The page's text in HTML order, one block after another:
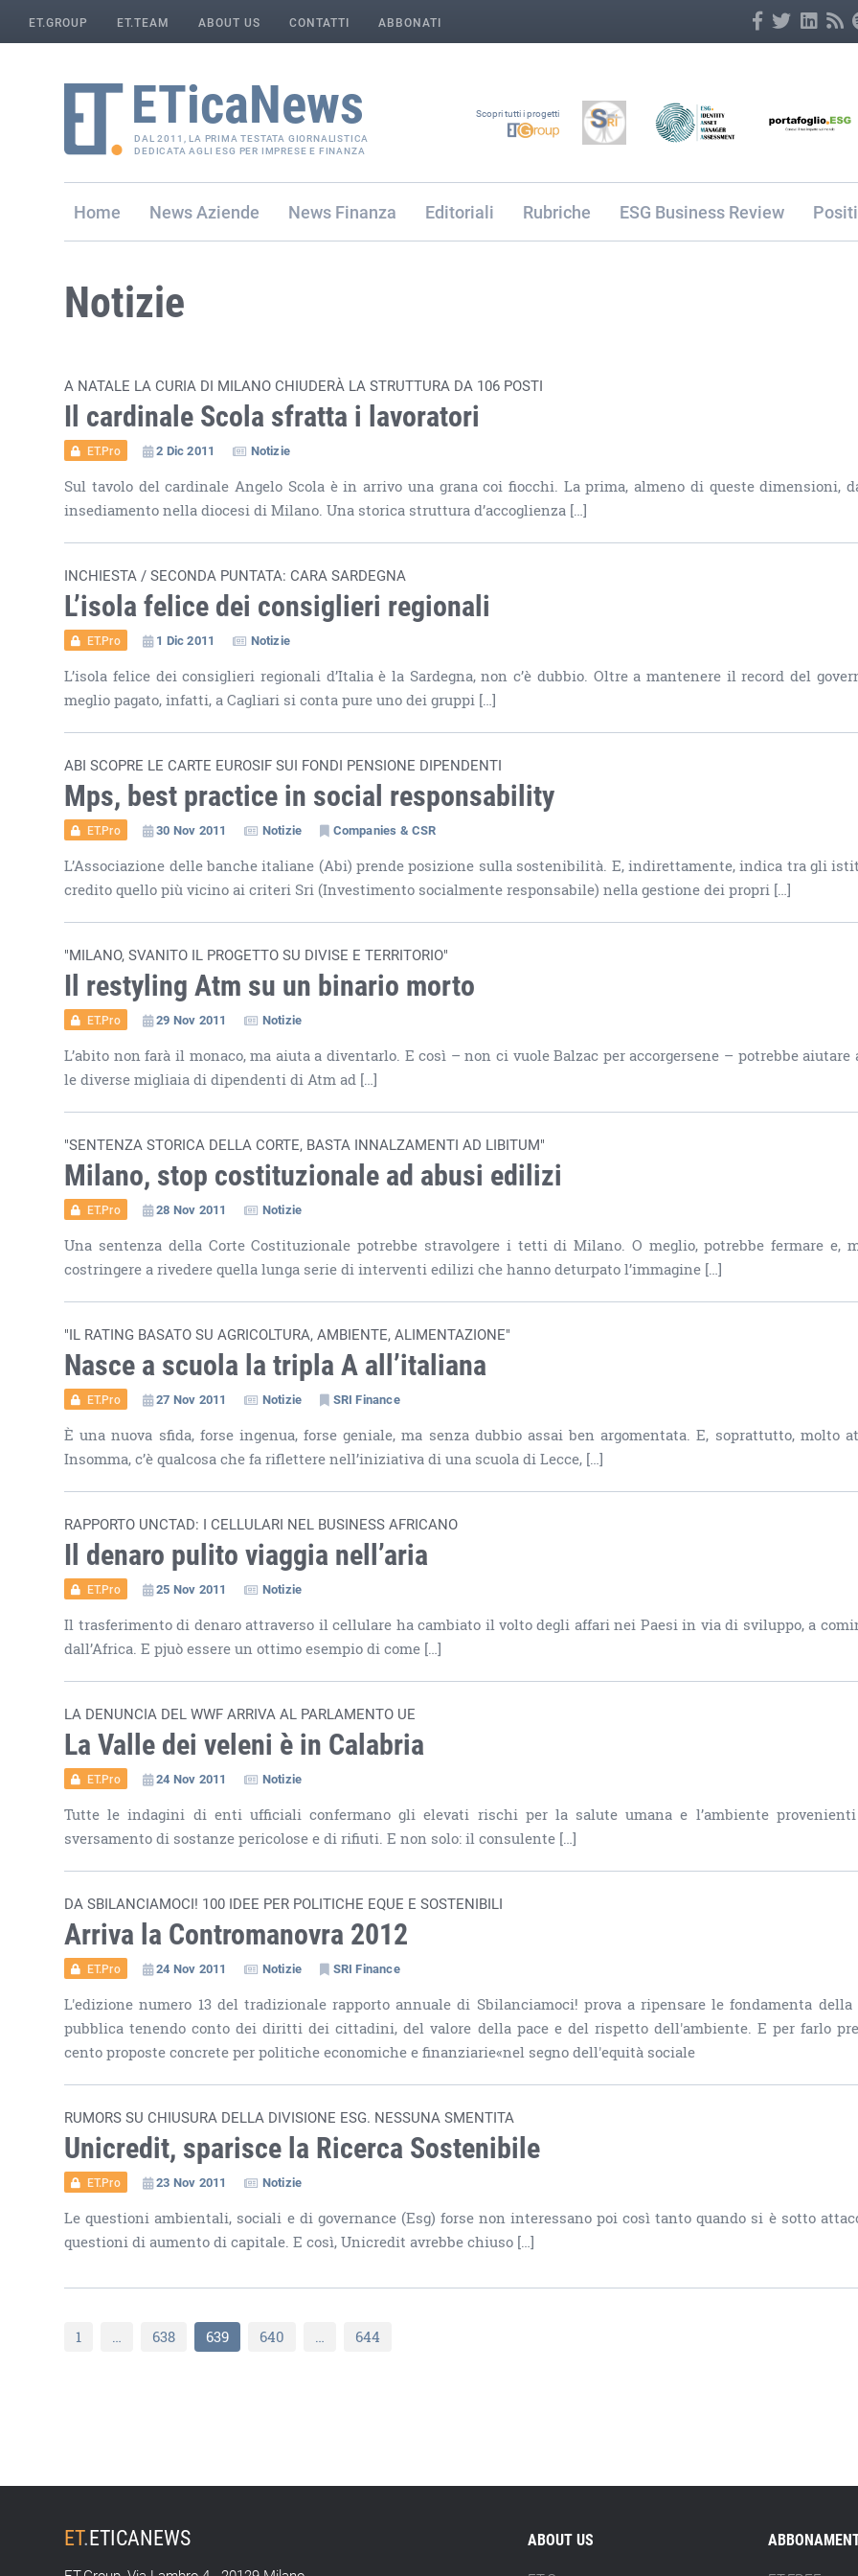
ET.GROUP ET.TEAM ABOUT US CONTATTI ABBONATI
DAL 2011, LA PRIMA TESTATA GIORNALISTICA
DEDICATA AGLI ESG PER IMPRESE E FINANZA
Scopri tutti i progetti
Home Aziende Finanza Editoriali Rubriche ESG Business Review
Notizie
A NATALE LA CURIA DI MILANO CHIUDERÀ LA STRUTTURA DA 106 POSTI
Il cardinale Scola sfratta i lavoratori
ET.Pro 2 Dic 2011 Notizie
Sul tavolo del cardinale Angelo Scola è in arrivo una grana coi fiocchi. La prima, almeno di queste dimensioni,
insediamento nella diocesi di Milano. Una storica struttura d’accoglienza […]
INCHIESTA / SECONDA PUNTATA: CARA SARDEGNA
L’isola felice dei consiglieri regionali
ET.Pro 1 Dic 2011 Notizie
L’isola felice dei consiglieri regionali d’Italia è la Sardegna, non c’è dubbio. Oltre a mantenere il record del
meglio pagato, infatti, a Cagliari si conta pure uno dei gruppi […]
ABI SCOPRE LE CARTE EUROSIF SUI FONDI PENSIONE DIPENDENTI
Mps, best practice in social responsability
ET.Pro 30 Nov 2011 Notizie Companies & CSR
L’Associazione delle banche italiane (Abi) prende posizione sulla sostenibilità. E, indirettamente, indica tra gli
credito quello più vicino ai criteri Sri (Investimento socialmente responsabile) nella gestione dei propri […]
"MILANO, SVANITO IL PROGETTO SU DIVISE E TERRITORIO"
Il restyling Atm su un binario morto
ET.Pro 29 Nov 2011 Notizie
L’abito non farà il monaco, ma aiuta a diventarlo. E così – non ci vuole Balzac per accorgersene – potrebbe aiutare
le diverse migliaia di dipendenti di Atm ad […]
"SENTENZA STORICA DELLA CORTE, BASTA INNALZAMENTI AD LIBITUM"
Milano, stop costituzionale ad abusi edilizi
ET.Pro 28 Nov 2011 Notizie
Una sentenza della Corte Costituzionale potrebbe stravolgere i tetti di Milano. O meglio, potrebbe fermare e,
costringere a rivedere quella lunga serie di interventi edilizi che hanno deturpato l’immagine […]
"IL RATING BASATO SU AGRICOLTURA, AMBIENTE, ALIMENTAZIONE"
Nasce a scuola la tripla A all’italiana
ET.Pro 27 Nov 2011 Notizie SRI Finance
È una nuova sfida, forse ingenua, forse geniale, ma senza dubbio assai ben argomentata. E, soprattutto, molto
Insomma, c’è qualcosa che fa riflettere nell’iniziativa di una scuola di Lecce, […]
RAPPORTO UNCTAD: I CELLULARI NEL BUSINESS AFRICANO
Il denaro pulito viaggia nell’aria
ET.Pro 25 Nov 2011 Notizie
Il trasferimento di denaro attraverso il cellulare ha cambiato il volto degli affari nei Paesi in via di sviluppo, a
dall’Africa. E pjuò essere un ottimo esempio di come […]
LA DENUNCIA DEL WWF ARRIVA AL PARLAMENTO UE
La Valle dei veleni è in Calabria
ET.Pro 24 Nov 2011 Notizie
Tutte le indagini di enti ufficiali confermano gli elevati rischi per la salute umana e l’ambiente
sversamento di sostanze pericolose e di rifiuti. E non solo: il consulente […]
DA SBILANCIAMOCI! 100 IDEE PER POLITICHE EQUE E SOSTENIBILI
Arriva la Contromanovra 2012
ET.Pro 24 Nov 2011 Notizie SRI Finance
L'edizione numero 13 del tradizionale rapporto annuale di Sbilanciamoci! prova a ripensare le fondamenta della
pubblica tenendo conto dei diritti dei cittadini, del valore della pace e del rispetto dell'ambiente. E per farlo
cento proposte concrete per politiche economiche e finanziarie«nel segno dell'equità sociale
RUMORS SU CHIUSURA DELLA DIVISIONE ESG. NESSUNA SMENTITA
Unicredit, sparisce la Ricerca Sostenibile
ET.Pro 23 Nov 2011 Notizie
Le questioni ambientali, sociali e di governance (Esg) forse non interessano poi così tanto quando si è sotto
questioni di aumento di capitale. E così, Unicredit avrebbe chiuso […]
1 … 638 639 640 … 644
ET.ETICANEWS ABOUT US